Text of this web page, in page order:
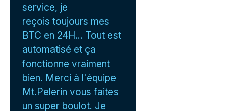
service, je
reçois toujours mes
BTC en 24H... Tout est
automatisé et ça
fonctionne vraiment
bien. Merci à l'équipe
Mt.Pelerin vous faites
un super boulot. Je